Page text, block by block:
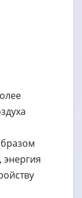
энергия